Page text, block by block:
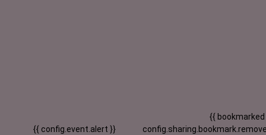
{{ config.event.alert }}
{{ bookmarked